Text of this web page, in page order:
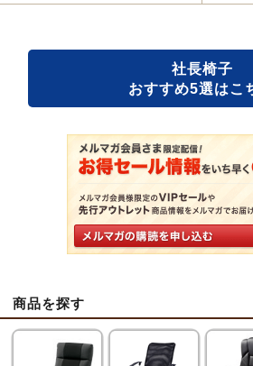
社長椅子
おすすめ5選はこ
商品を探す